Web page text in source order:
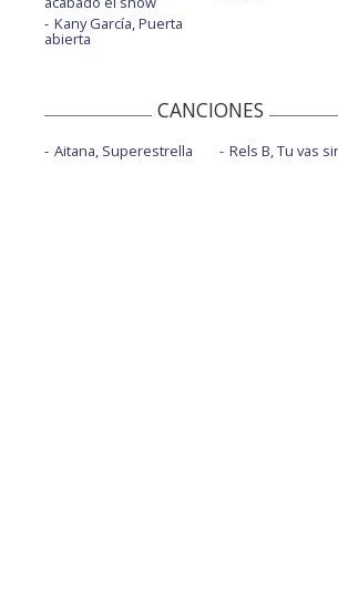
Kany García, Puerta
abierta
CANCIONES
Aitana, Superestrella Rels B, Tu vas